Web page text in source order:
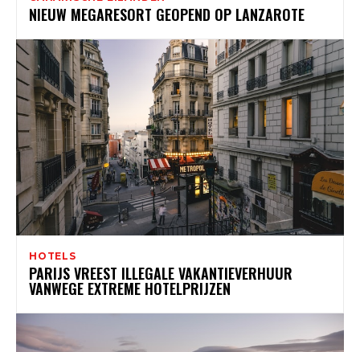
NIEUW MEGARESORT GEOPEND OP LANZAROTE
HOTELS
PARIJS VREEST ILLEGALE VAKANTIEVERHUUR
VANWEGE EXTREME HOTELPRIJZEN